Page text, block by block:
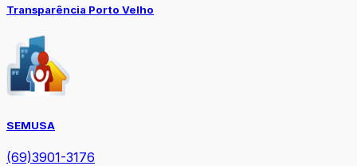
Transparência Porto Velho
SEMUSA
(69)3901-3176